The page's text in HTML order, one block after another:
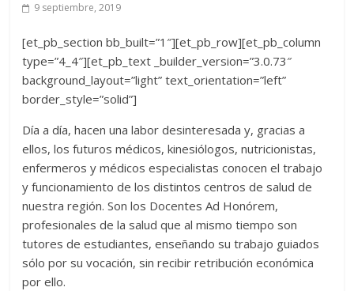
9 septiembre, 2019
[et_pb_section bb_built=”1″][et_pb_row][et_pb_column
type=”4_4″][et_pb_text _builder_version=”3.0.73″
background_layout=”light” text_orientation=”left”
border_style=”solid”]
Día a día, hacen una labor desinteresada y, gracias a
ellos, los futuros médicos, kinesiólogos, nutricionistas,
enfermeros y médicos especialistas conocen el trabajo
y funcionamiento de los distintos centros de salud de
nuestra región. Son los Docentes Ad Honórem,
profesionales de la salud que al mismo tiempo son
tutores de estudiantes, enseñando su trabajo guiados
sólo por su vocación, sin recibir retribución económica
por ello.